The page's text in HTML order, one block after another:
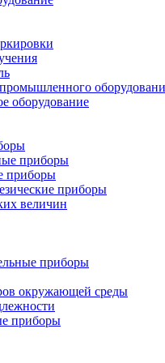
оборудование
приборы
приборы
приборы
величин
приборы
окружающей среды
приборы